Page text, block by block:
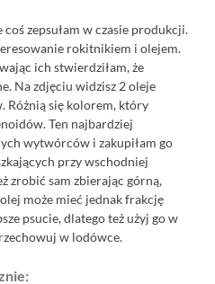
zepsułam w czasie produkcji.
rokitnikiem i olejem.
ich stwierdziłam, że
Na zdjęciu widzisz 2 oleje
się kolorem, który
Ten najbardziej
wytwórców i zakupiłam go
przy wschodniej
zrobić sam zbierając górną,
może mieć jednak frakcję
psucie, dlatego też użyj go w
w lodówce.